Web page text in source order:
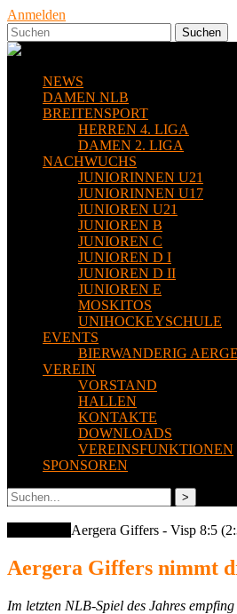
Anmelden
NEWS
DAMEN NLB
BREITENSPORT
HERREN 4. LIGA
DAMEN 2. LIGA
NACHWUCHS
JUNIORINNEN U21
JUNIORINNEN U17
JUNIOREN U21
JUNIOREN B
JUNIOREN C
JUNIOREN D I
JUNIOREN D II
JUNIOREN E
MOSKITOS
UNIHOCKEYSCHULE
EVENTS
BIERWANDERIG
VEREIN
VORSTAND
HALLEN
KONTAKTE
DOWNLOADS
VEREINSFUNKTIONEN
SPONSOREN
Aergera Giffers - Visp 8:5
Aergera Giffers nimmt
Im letzten NLB-Spiel des Jahres